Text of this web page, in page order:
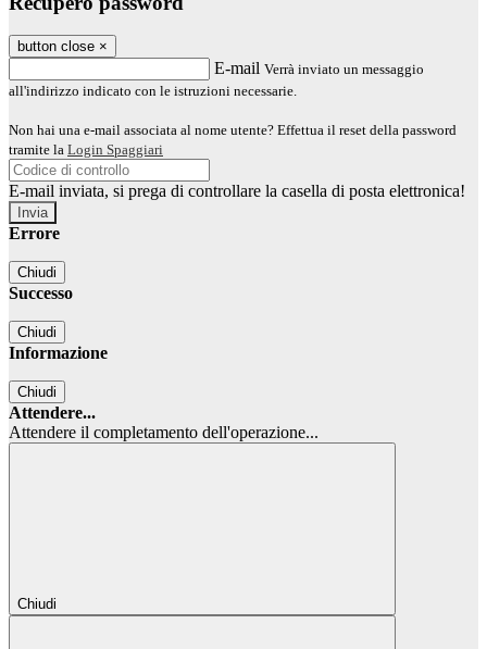
button close ×
E-mail Verrà inviato un messaggio
all'indirizzo indicato con le istruzioni necessarie.
Non hai una e-mail associata al nome utente? Effettua il reset della password
tramite la Login Spaggiari
E-mail inviata, si prega di controllare la casella di posta elettronica!
Errore
Chiudi
Successo
Chiudi
Informazione
Chiudi
Attendere...
Attendere il completamento dell'operazione...
Chiudi